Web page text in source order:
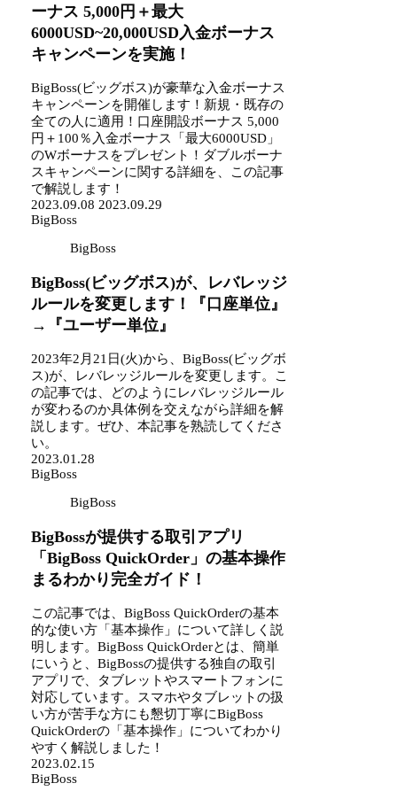
ーナス 5,000円＋最大
6000USD~20,000USD入金ボーナス
キャンペーンを実施！
BigBoss(ビッグボス)が豪華な入金ボーナス
キャンペーンを開催します！新規・既存の
全ての人に適用！口座開設ボーナス 5,000
円＋100％入金ボーナス「最大6000USD」
のWボーナスをプレゼント！ダブルボーナ
スキャンペーンに関する詳細を、この記事
で解説します！
2023.09.08 2023.09.29
BigBoss
BigBoss
BigBoss(ビッグボス)が、レバレッジ
ルールを変更します！『口座単位』
→『ユーザー単位』
2023年2月21日(火)から、BigBoss(ビッグボ
ス)が、レバレッジルールを変更します。こ
の記事では、どのようにレバレッジルール
が変わるのか具体例を交えながら詳細を解
説します。ぜひ、本記事を熟読してくださ
い。
2023.01.28
BigBoss
BigBoss
BigBossが提供する取引アプリ
「BigBoss QuickOrder」の基本操作
まるわかり完全ガイド！
この記事では、BigBoss QuickOrderの基本
的な使い方「基本操作」について詳しく説
明します。BigBoss QuickOrderとは、簡単
にいうと、BigBossの提供する独自の取引
アプリで、タブレットやスマートフォンに
対応しています。スマホやタブレットの扱
い方が苦手な方にも懇切丁寧にBigBoss
QuickOrderの「基本操作」についてわかり
やすく解説しました！
2023.02.15
BigBoss